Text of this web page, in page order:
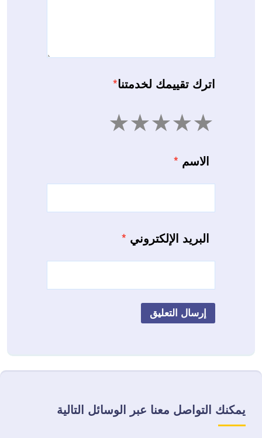
اترك تقييمك لخدمتنا*
4 3 2 1
الاسم *
البريد الإلكتروني *
يمكنك التواصل معنا عبر الوسائل التالية